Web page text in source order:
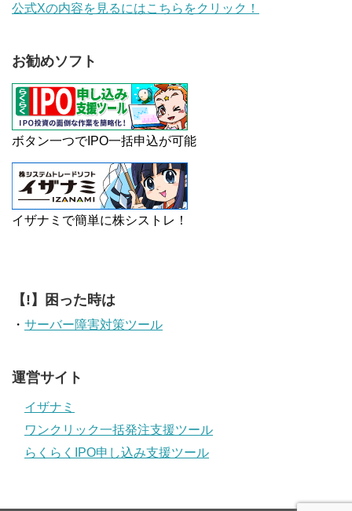
公式Xの内容を見るにはこちらをクリック！
お勧めソフト
ボタン一つでIPO一括申込が可能
イザナミで簡単に株シストレ！
【!】困った時は
・ サーバー障害対策ツール
運営サイト
イザナミ
ワンクリック一括発注支援ツール
らくらくIPO申し込み支援ツール